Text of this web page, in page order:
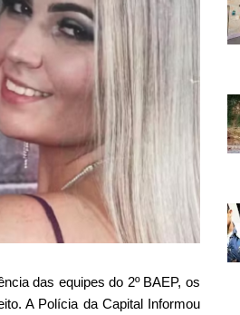
das equipes do 2º BAEP, os
A Polícia da Capital Informou